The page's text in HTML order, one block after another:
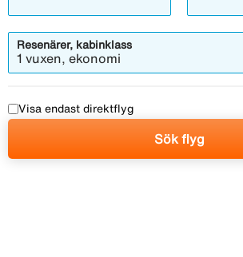
Resenärer, kabinklass
1 vuxen, ekonomi
Visa endast direktflyg
Sök flyg